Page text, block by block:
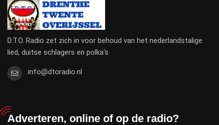
D.T.O. Radio zet zich in voor behoud van het nederlandstalige
lied, duitse schlagers en polka's
info@dtoradio.nl
Adverteren, online of op de radio?